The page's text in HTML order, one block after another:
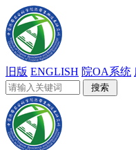
旧版 ENGLISH 院OA系统